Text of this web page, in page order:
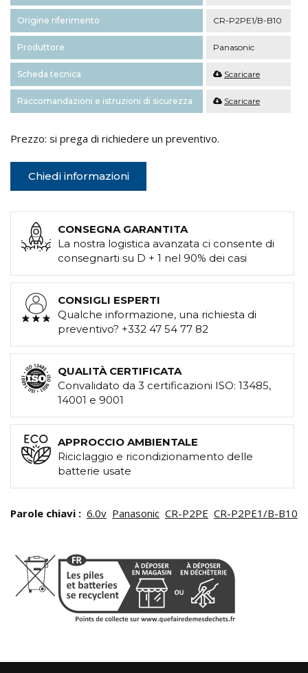
Origine riferimento CR-P2PE1/B-B10
Produttore Panasonic
Scheda tecnica Scaricare
Raccomandazioni e istruzioni di sicurezza Scaricare
Prezzo: si prega di richiedere un preventivo.
Chiedi informazioni
CONSEGNA GARANTITA
La nostra logistica avanzata ci consente di
consegnarti su D + 1 nel 90% dei casi
CONSIGLI ESPERTI
Qualche informazione, una richiesta di
preventivo? +332 47 54 77 82
QUALITÀ CERTIFICATA
Convalidato da 3 certificazioni ISO: 13485,
14001 e 9001
APPROCCIO AMBIENTALE
Riciclaggio e ricondizionamento delle
batterie usate
Parole chiavi : 6.0v Panasonic CR-P2PE CR-P2PE1/B-B10